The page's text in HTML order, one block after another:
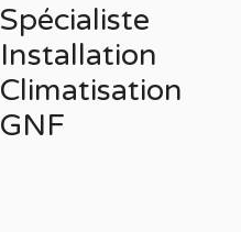
Spécialiste
Installation
Climatisation
GNF